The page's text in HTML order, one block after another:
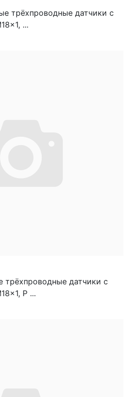
трёхпроводные датчики с
...
трёхпроводные датчики с
P ...